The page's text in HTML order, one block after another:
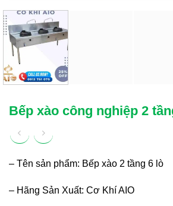
Bếp xào công nghiệp 2
– Tên sản phẩm: Bếp xào 2 tầng 6 lò
– Hãng Sản Xuất: Cơ Khí AIO